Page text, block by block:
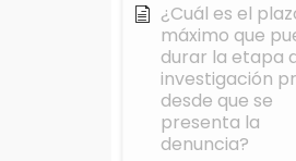
¿Cuál es el
máximo que
durar la etapa
investigación
desde que se
presenta la
denuncia?